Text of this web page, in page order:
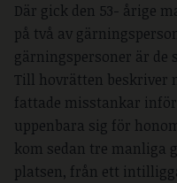
Där gick den 53- årige
på två av
gärningspersoner är
Till hovrätten beskriver
fattade misstankar
uppenbara sig för
kom sedan tre manliga
platsen, från ett